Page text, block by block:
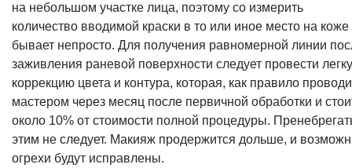
на небольшом участке лица, поэтому со измерить
количество вводимой краски в то или иное место на коже
бывает непросто. Для получения равномерной линии
заживления раневой поверхности следует провести
коррекцию цвета и контура, которая, как правило
мастером через месяц после первичной обработки и
около 10% от стоимости полной процедуры.
этим не следует. Макияж продержится дольше, и
огрехи будут исправлены.